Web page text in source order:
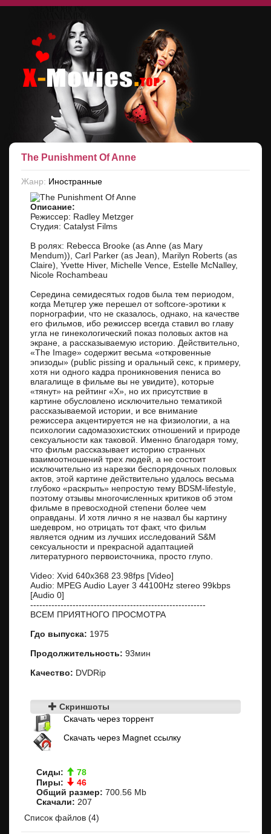
The Punishment Of Anne
Жанр: Иностранные
Описание:
Режиссер: Radley Metzger
Студия: Catalyst Films
В ролях: Rebecca Brooke (as Anne (as Mary
Mendum)), Carl Parker (as Jean), Marilyn Roberts (as
Claire), Yvette Hiver, Michelle Vence, Estelle McNalley,
Nicole Rochambeau
Середина семидесятых годов была тем периодом,
когда Метцгер уже перешел от softcore-эротики к
порнографии, что не сказалось, однако, на качестве
его фильмов, ибо режиссер всегда ставил во главу
угла не гинекологический показ половых актов на
экране, а рассказываемую историю. Действительно,
«The Image» содержит весьма «откровенные
эпизоды» (public pissing и оральный секс, к примеру,
хотя ни одного кадра проникновения пениса во
влагалище в фильме вы не увидите), которые
«тянут» на рейтинг «X», но их присутствие в
картине обусловлено исключительно тематикой
рассказываемой истории, и все внимание
режиссера акцентируется не на физиологии, а на
психологии садомазохистских отношений и природе
сексуальности как таковой. Именно благодаря тому,
что фильм рассказывает историю странных
взаимоотношений трех людей, а не состоит
исключительно из нарезки беспорядочных половых
актов, этой картине действительно удалось весьма
глубоко «раскрыть» непростую тему BDSM-lifestyle,
поэтому отзывы многочисленных критиков об этом
фильме в превосходной степени более чем
оправданы. И хотя лично я не назвал бы картину
шедевром, но отрицать тот факт, что фильм
является одним из лучших исследований S&M
сексуальности и прекрасной адаптацией
литературного первоисточника, просто глупо.
Video: Xvid 640x368 23.98fps [Video]
Audio: MPEG Audio Layer 3 44100Hz stereo 99kbps
[Audio 0]
----------------------------------------------------------
ВСЕМ ПРИЯТНОГО ПРОСМОТРА
Гдо выпуска: 1975
Продолжительность: 93мин
Качество: DVDRip
Скриншоты
Скачать через торрент
Скачать через Magnet ссылку
Сиды:
78
Пиры:
46
Общий размер: 700.56 Mb
Скачали: 207
Список файлов (4)